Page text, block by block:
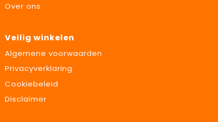
Over ons
Veilig winkelen
Algemene voorwaarden
Privacyverklaring
Cookiebeleid
Disclaimer